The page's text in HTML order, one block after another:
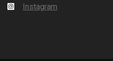
Instagram